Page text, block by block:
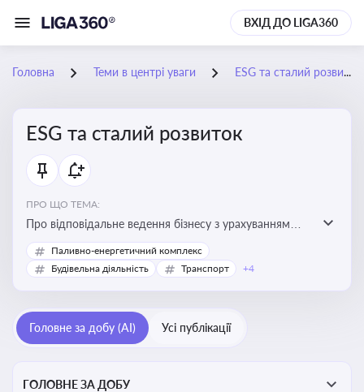
ВХІД ДО LIGA360
Головна Теми в центрі уваги ESG та сталий розвиток
ESG та сталий розвиток
ПРО ЩО ТЕМА:
Про відповідальне ведення бізнесу з урахуванням
екологічних, соціальних та управлінських факторів
для досягнення довгострокової сталості
Паливно-енергетичний комплекс
Будівельна діяльність
Транспорт +4
Головне за добу (AI) Усі публікації
ГОЛОВНЕ ЗА ДОБУ